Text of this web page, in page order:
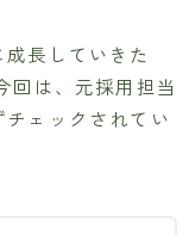
長していきた
回は、元採用担当
ェックされてい